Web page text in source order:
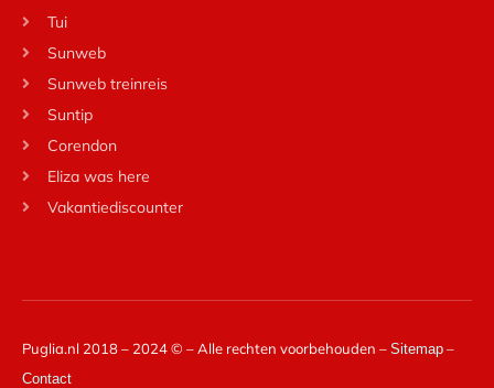
Tui
Sunweb
Sunweb treinreis
Suntip
Corendon
Eliza was here
Vakantiediscounter
Puglia.nl 2018 – 2024 © – Alle rechten voorbehouden – Sitemap –
Contact